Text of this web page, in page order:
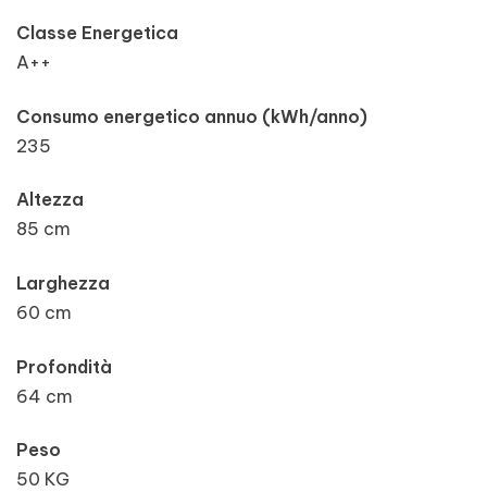
Classe Energetica
A++
Consumo energetico annuo (kWh/anno)
235
Altezza
85 cm
Larghezza
60 cm
Profondità
64 cm
Peso
50 KG